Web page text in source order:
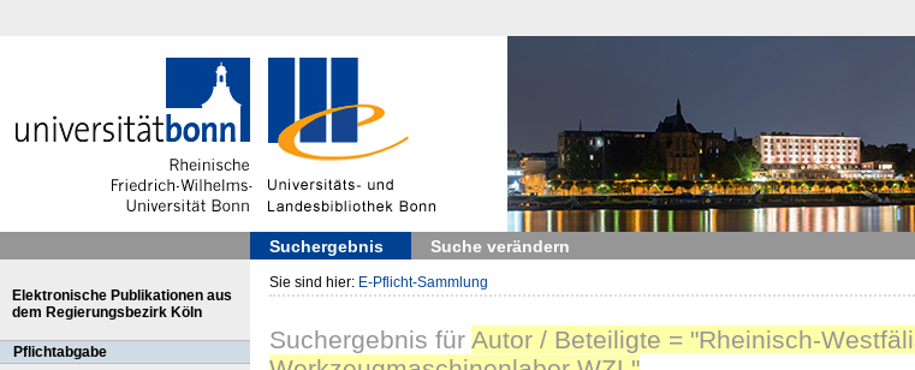
Suchergebnis Suche verändern
Elektronische Publikationen aus
dem Regierungsbezirk Köln
Pflichtabgabe
Sie sind hier: E-Pflicht-Sammlung
Suchergebnis für Autor / Beteiligte = "Rheinisch-